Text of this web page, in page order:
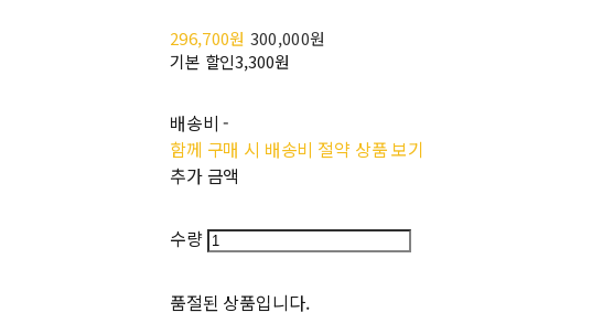
296,700원 300,000원
기본 할인3,300원
배송비-
함께 구매 시 배송비 절약 상품 보기
추가 금액
수량
품절된 상품입니다.